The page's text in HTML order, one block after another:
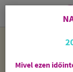
NAPSZARVAS
i
Mivel ezen